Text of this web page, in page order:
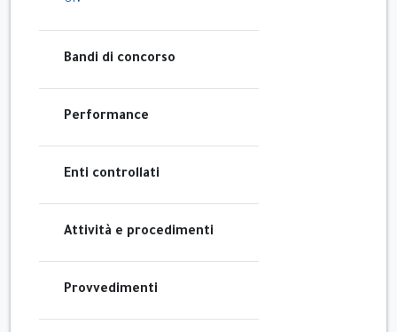
Bandi di concorso
Performance
Enti controllati
Attività e procedimenti
Provvedimenti